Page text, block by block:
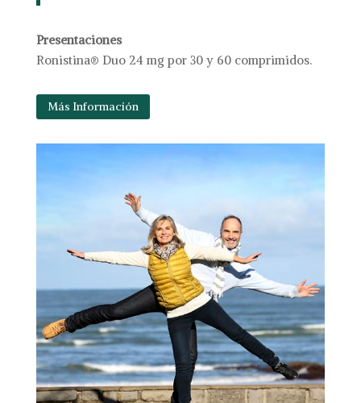
Presentaciones
Ronistina® Duo 24 mg por 30 y 60 comprimidos.
Más Información